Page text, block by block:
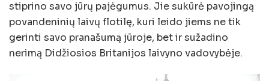
stiprino savo jūrų pajėgumus. Jie sukūrė pavojingą
povandeninių laivų flotilę, kuri leido jiems ne tik
gerinti savo pranašumą jūroje, bet ir sužadino
nerimą Didžiosios Britanijos laivyno vadovybėje.